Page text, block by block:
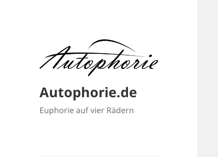
Autophorie.de
Euphorie auf vier Rädern